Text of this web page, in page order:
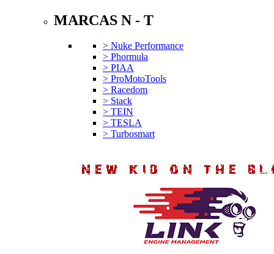
MARCAS N - T
> Nuke Performance
> Phormula
> PIAA
> ProMotoTools
> Racedom
> Stack
> TEIN
> TESLA
> Turbosmart